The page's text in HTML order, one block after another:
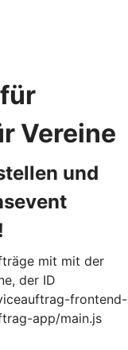
Vereine
und
mit mit der
der ID
frontend-
app/main.js